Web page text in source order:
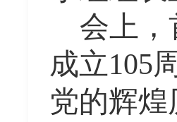
会上
成立105
党的辉